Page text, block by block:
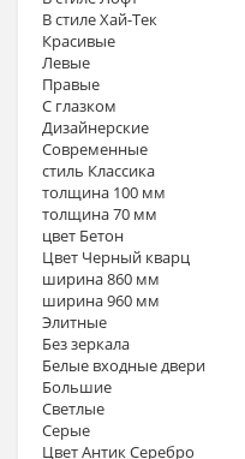
В стиле Хай-Тек
Красивые
Левые
Правые
С глазком
Дизайнерские
Современные
стиль Классика
толщина 100 мм
толщина 70 мм
цвет Бетон
Цвет Черный кварц
ширина 860 мм
ширина 960 мм
Элитные
Без зеркала
Белые входные двери
Большие
Светлые
Серые
Цвет Антик Серебро